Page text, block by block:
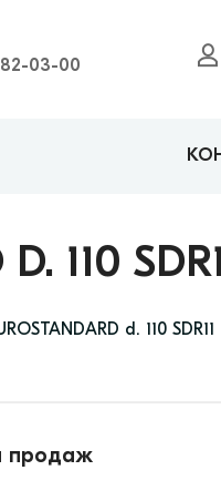
03-00
d. 110 SDR11
продаж